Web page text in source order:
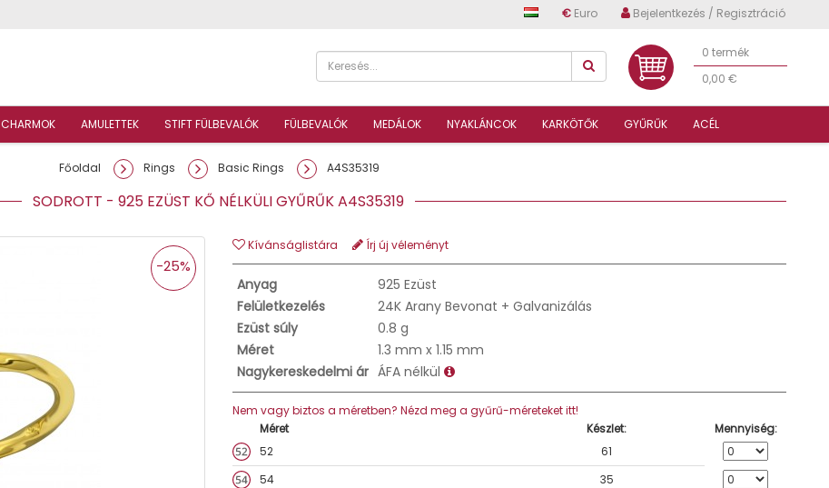
€ Euro Bejelentkezés / Regisztráció
0 termék
0,00 €
CHARMOK AMULETTEK STIFT FÜLBEVALÓK FÜLBEVALÓK MEDÁLOK NYAKLÁNCOK KARKÖTŐK GYŰRŰK ACÉL
Főoldal Rings Basic Rings A4S35319
SODROTT - 925 EZÜST KŐ NÉLKÜLI GYŰRŰK A4S35319
-25%
Kívánságlistára Írj új véleményt
Anyag
925 Ezüst
Felületkezelés
24K Arany Bevonat + Galvanizálás
Ezüst súly
0.8 g
Méret
1.3 mm x 1.15 mm
Nagykereskedelmi ár ÁFA nélkül
Nem vagy biztos a méretben? Nézd meg a gyűrű-méreteket itt!
Méret
Készlet:
Mennyiség:
52
61
54
35